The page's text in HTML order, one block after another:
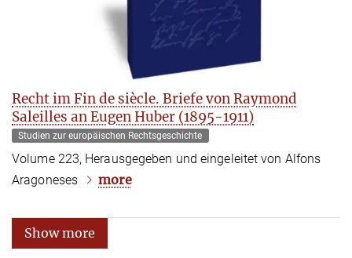
Recht im Fin de siècle. Briefe von Raymond
Saleilles an Eugen Huber (1895-1911)
Studien zur europäischen Rechtsgeschichte
Volume 223, Herausgegeben und eingeleitet von Alfons
Aragoneses
more
Show more